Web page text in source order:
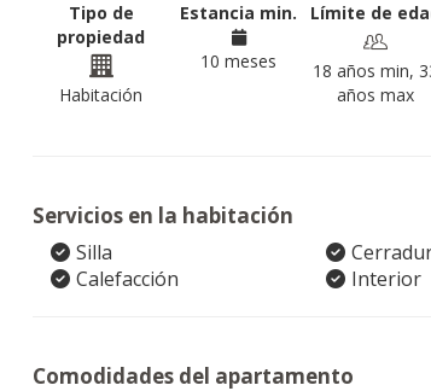
Tipo de
propiedad
Habitación
Estancia min.
10 meses
Límite de
18 años min,
años max
Servicios en la habitación
Silla
Calefacción
Interior
Comodidades del apartamento